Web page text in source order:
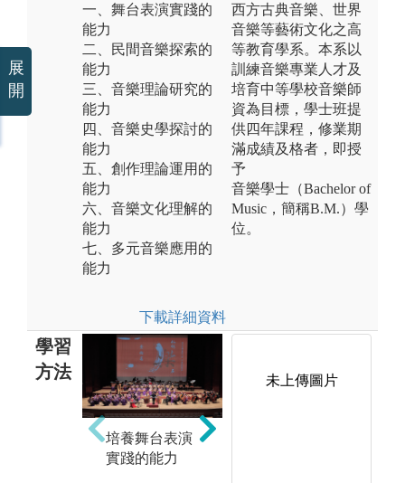
一、舞台表演實踐的
能力
二、民間音樂探索的
能力
三、音樂理論研究的
能力
四、音樂史學探討的
能力
五、創作理論運用的
能力
六、音樂文化理解的
能力
七、多元音樂應用的
能力
下載詳細資料
西方古典音樂、世界
音樂等藝術文化之高
等教育學系。本系以
訓練音樂專業人才及
培育中等學校音樂師
資為目標，學士班提
供四年課程，修業期
滿成績及格者，即授
予
音樂學士（Bachelor of
Music，簡稱B.M.）學
位。
學習
方法
培養舞台表演
實踐的能力
未上傳圖片
展
開